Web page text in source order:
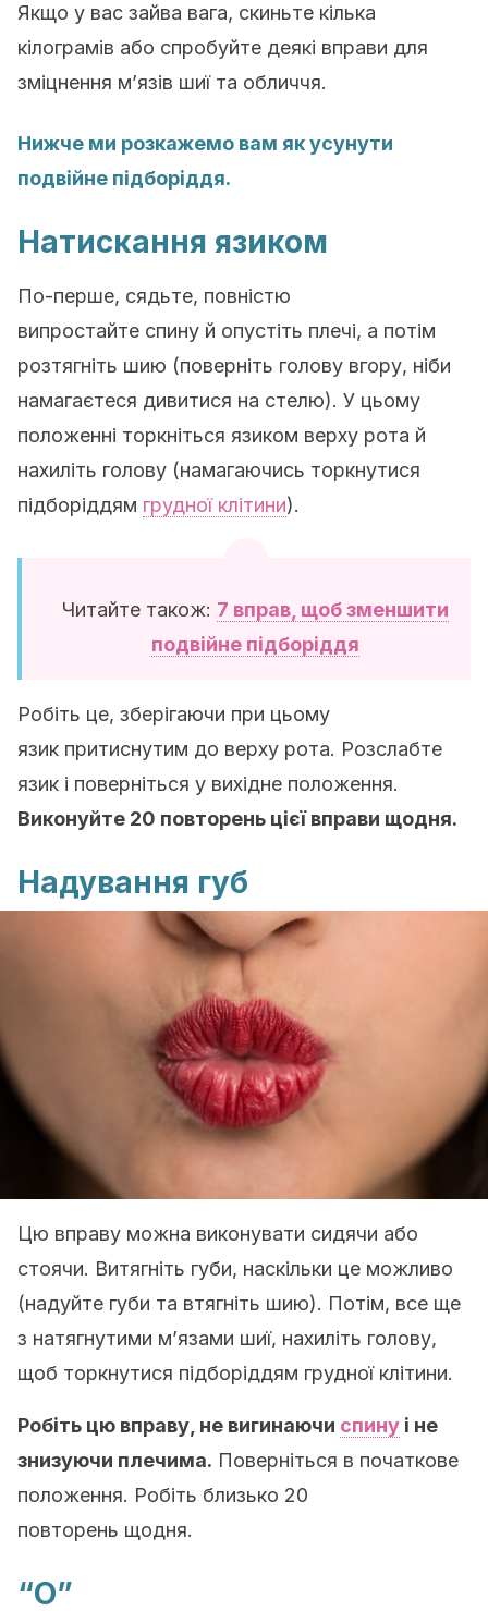
Якщо у вас зайва вага, скиньте кілька
кілограмів або спробуйте деякі вправи для
зміцнення м’язів шиї та обличчя.
Нижче ми розкажемо вам як усунути
подвійне підборіддя.
Натискання язиком
По-перше, сядьте, повністю
випростайте спину й опустіть плечі, а потім
розтягніть шию (поверніть голову вгору, ніби
намагаєтеся дивитися на стелю). У цьому
положенні торкніться язиком верху рота й
нахиліть голову (намагаючись торкнутися
підборіддям грудної клітини).
Читайте також: 7 вправ, щоб зменшити
подвійне підборіддя
Робіть це, зберігаючи при цьому
язик притиснутим до верху рота. Розслабте
язик і поверніться у вихідне положення.
Виконуйте 20 повторень цієї вправи щодня.
Надування губ
Цю вправу можна виконувати сидячи або
стоячи. Витягніть губи, наскільки це можливо
(надуйте губи та втягніть шию). Потім, все ще
з натягнутими м’язами шиї, нахиліть голову,
щоб торкнутися підборіддям грудної клітини.
Робіть цю вправу, не вигинаючи спину і не
знизуючи плечима. Поверніться в початкове
положення. Робіть близько 20
повторень щодня.
“O”